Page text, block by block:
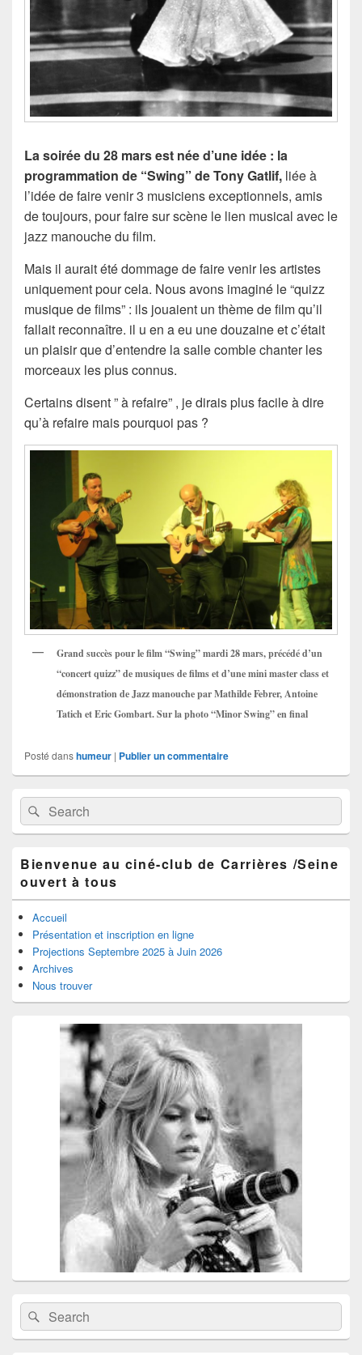
La soirée du 28 mars est née d’une idée : la
programmation de “Swing” de Tony Gatlif, liée à
l’idée de faire venir 3 musiciens exceptionnels, amis
de toujours, pour faire sur scène le lien musical avec le
jazz manouche du film.
Mais il aurait été dommage de faire venir les artistes
uniquement pour cela. Nous avons imaginé le “quizz
musique de films” : ils jouaient un thème de film qu’il
fallait reconnaître. il u en a eu une douzaine et c’était
un plaisir que d’entendre la salle comble chanter les
morceaux les plus connus.
Certains disent ” à refaire” , je dirais plus facile à dire
qu’à refaire mais pourquoi pas ?
Grand succès pour le film “Swing” mardi 28 mars, précédé d’un
“concert quizz” de musiques de films et d’une mini master class et
démonstration de Jazz manouche par Mathilde Febrer, Antoine
Tatich et Eric Gombart. Sur la photo “Minor Swing” en final
Posté danshumeur | Publier un commentaire
Zone
principale
de
widget
barre
latérale
Recherche :Rechercher
Bienvenue au ciné-club de Carrières /Seine
ouvert à tous
Accueil
Présentation et inscription en ligne
Projections Septembre 2025 à Juin 2026
Archives
Nous trouver
Recherche :Rechercher